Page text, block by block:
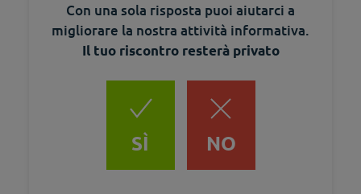
Con una sola risposta puoi aiutarci a
migliorare la nostra attività informativa.
Il tuo riscontro resterà privato
SÌ NO